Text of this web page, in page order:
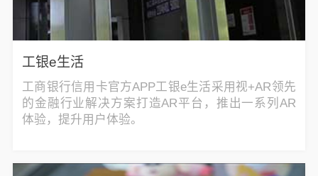
工银e生活
工商银行信用卡官方APP工银e生活采用视+AR领先
的金融行业解决方案打造AR平台，推出一系列AR
体验，提升用户体验。